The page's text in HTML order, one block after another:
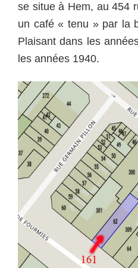
se situe à Hem, au 454
un café « tenu » par la
Plaisant dans les
les années 1940.